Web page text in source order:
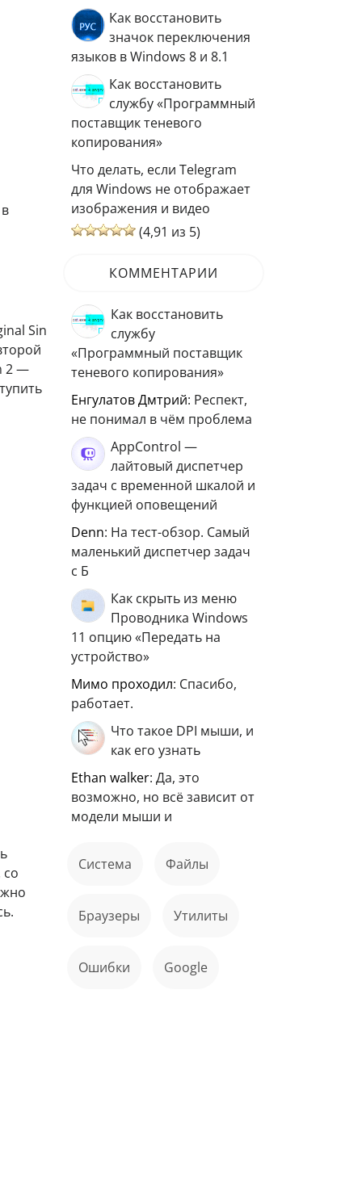
Sin
2 —
Как восстановить
значок переключения
языков в Windows 8 и 8.1
Как восстановить
службу «Программный
поставщик теневого
копирования»
Что делать, если Telegram
для Windows не отображает
изображения и видео
(4,91 из 5)
КОММЕНТАРИИ
Как восстановить
службу
«Программный поставщик
теневого копирования»
Енгулатов Дмтрий: Респект,
не понимал в чём проблема
AppControl —
лайтовый диспетчер
задач с временной шкалой и
функцией оповещений
Denn: На тест-обзор. Самый
маленький диспетчер задач
с Б
Как скрыть из меню
Проводника Windows
11 опцию «Передать на
устройство»
мимо проходил: Спасибо,
работает.
Что такое DPI мыши, и
как его узнать
ethan walker: Да, это
возможно, но всё зависит от
модели мыши и
Система файлы
Браузеры Утилиты
ошибки Google